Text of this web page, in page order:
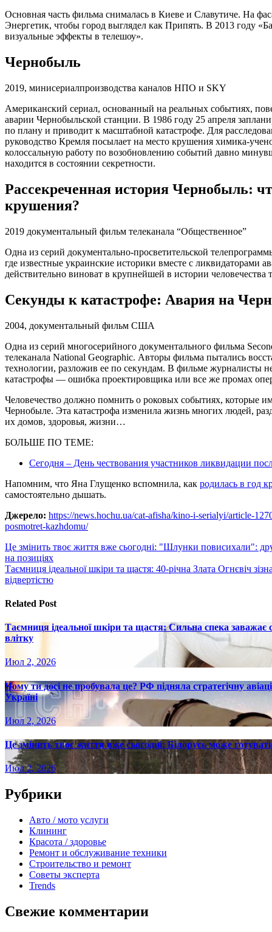
Основная часть фильма снималась в Киеве и Славутиче. На
Энергетик, чтобы город выглядел как Припять. В 2013 году
визуальные эффекты в телешоу».
Чернобыль
2019, минисериалпроизводства каналов НПО и SKY
Американский сериал, основанный на реальных событиях,
аварии Чернобыльской станции. В 1986 году 25 апреля
по плану и приводит к масштабной катастрофе. Для
руководство Кремля посылает на место крушения химика-
колоссальную работу по возобновлению событий давно
находится в состоянии секретности.
Рассекреченная история Чернобыль:
крушения?
2019 документальный фильм телеканала “Общественное”
Одна из серий документально-просветительской
где известные украинские историки вместе с ликвидаторами
действительно виноват в крупнейшей в истории человечества
Секунды к катастрофе: Авария на
2004, документальный фильм США
Одна из серий многосерийного документального фильма
телеканала National Geographic. Авторы фильма пытались
технологии, разложив ее по секундам. В фильме журналисты
катастрофы — ошибка проектировщика или все же промах
Человечество должно помнить о роковых событиях, которые
Чернобыле. Эта катастрофа изменила жизнь многих людей,
их домов, здоровья, жизни…
БОЛЬШЕ ПО ТЕМЕ:
Сегодня – День чествования участников ликвидации
Напомним, что Яна Глущенко вспомнила, как родилась в год
самостоятельно дышать.
Джерело: https://news.hochu.ua/cat-afisha/kino-i-serialyi/article-
posmotret-kazhdomu/
Навигация
по
записям
Це змінить твоє життя вже сьогодні: "Шлунки повисихали":
на позиціях
Таємниця ідеальної шкіри та щастя: 40-річна Злата Огнєвіч
відвертістю
Related Post
Таємниця ідеальної шкіри та щастя: Сильна спека
влітку
Июл 2, 2026
Чому ти досі не пробувала це? РФ підняла стратегічну
Україні
Июл 2, 2026
Це змінить твоє життя вже сьогодні: Білорусь може
Июл 2, 2026
Рубрики
Авто / мото услуги
Клининг
Красота / здоровье
Ремонт и обслуживание техники
Строительство и ремонт
Советы эксперта
Trends
Свежие комментарии